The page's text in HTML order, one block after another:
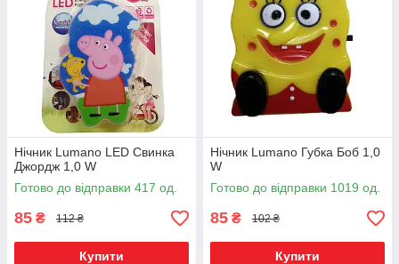
Нічник Lumano LED Свинка
Джордж 1,0 W
Готово до відправки 417 од.
85 ₴ 112 ₴
Купити
Нічник Lumano Губка Боб 1,0
W
Готово до відправки 1019 од.
85 ₴ 102 ₴
Купити